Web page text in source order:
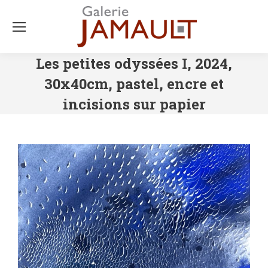
Les petites odyssées I, 2024,
30x40cm, pastel, encre et
incisions sur papier